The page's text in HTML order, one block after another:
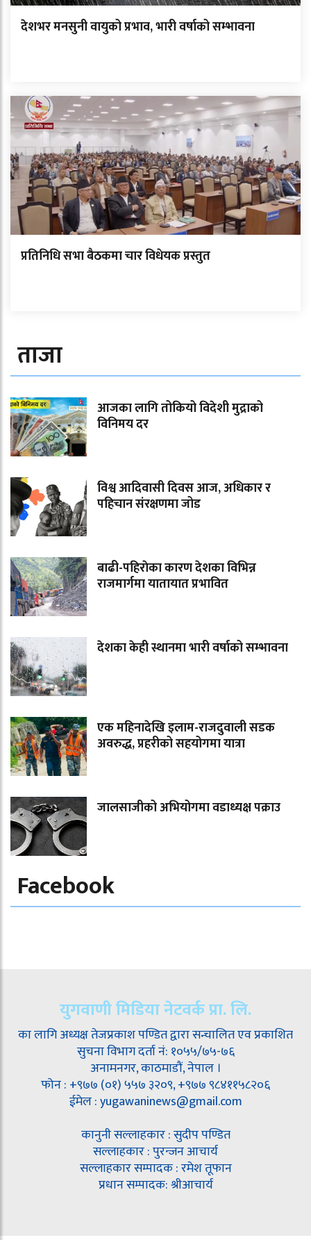
देशभर मनसुनी वायुको प्रभाव, भारी वर्षाको सम्भावना
प्रतिनिधि सभा बैठकमा चार विधेयक प्रस्तुत
ताजा
आजका लागि तोकियो विदेशी मुद्राको
विनिमय दर
विश्व आदिवासी दिवस आज, अधिकार र
पहिचान संरक्षणमा जोड
बाढी-पहिराेका कारण देशका विभिन्न
राजमार्गमा यातायात प्रभावित
देशका केही स्थानमा भारी वर्षाको सम्भावना
एक महिनादेखि इलाम-राजदुवाली सडक
अवरुद्ध, प्रहरीको सहयोगमा यात्रा
जालसाजीको अभियोगमा वडाध्यक्ष पक्राउ
Facebook
युगवाणी मिडिया नेटवर्क प्रा. लि.
का लागि अध्यक्ष तेजप्रकाश पण्डित द्वारा सन्चालित एव प्रकाशित
सुचना विभाग दर्ता नं: १०५५/७५-७६
अनामनगर, काठमाडौं, नेपाल ।
फोन : +९७७ (०१) ५५७ ३२०९, +९७७ ९८४११५८२०६
ईमेल : yugawaninews@gmail.com
कानुनी सल्लाहकार : सुदीप पण्डित
सल्लाहकार : पुरन्जन आचार्य
सल्लाहकार सम्पादक : रमेश तूफान
प्रधान सम्पादक: श्रीआचार्य